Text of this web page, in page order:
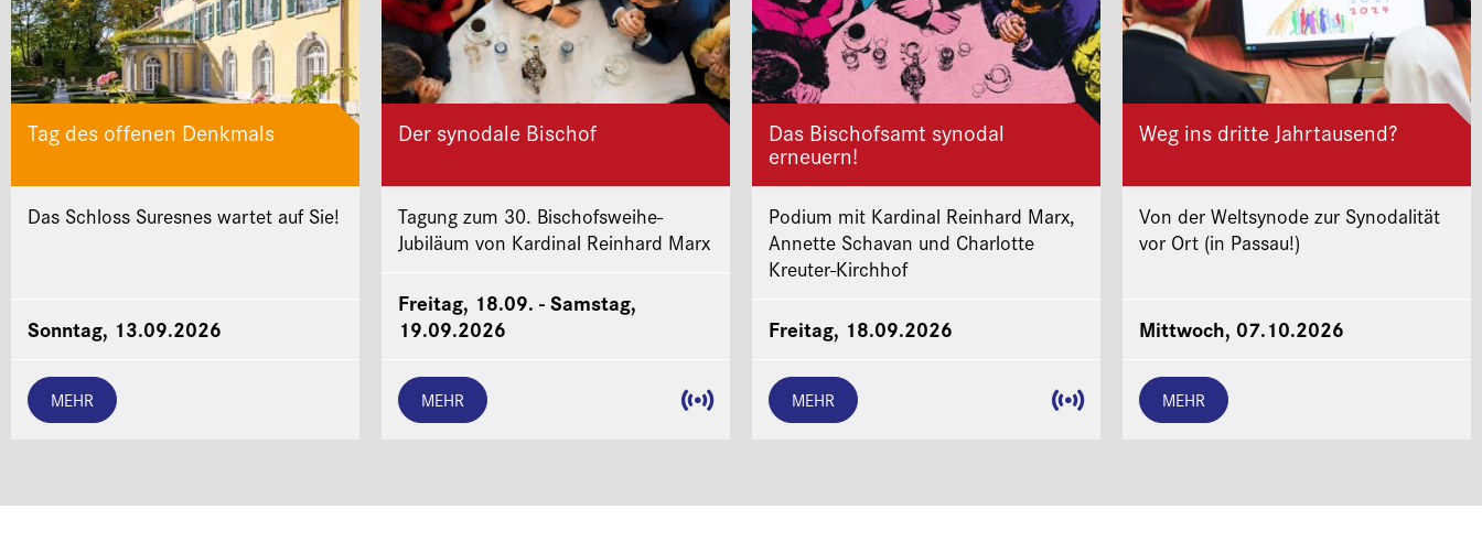
Tag des offenen Denkmals
Das Schloss Suresnes wartet auf Sie!
Sonntag, 13.09.2026
MEHR
Der synodale Bischof
Tagung zum 30. Bischofsweihe-
Jubiläum von Kardinal Reinhard Marx
Freitag, 18.09. - Samstag,
19.09.2026
MEHR
Das Bischofsamt synodal
erneuern!
Podium mit Kardinal Reinhard Marx,
Annette Schavan und Charlotte
Kreuter-Kirchhof
Freitag, 18.09.2026
MEHR
Weg ins dritte Jahrtausend?
Von der Weltsynode zur Synodalität
vor Ort (in Passau!)
Mittwoch, 07.10.2026
MEHR